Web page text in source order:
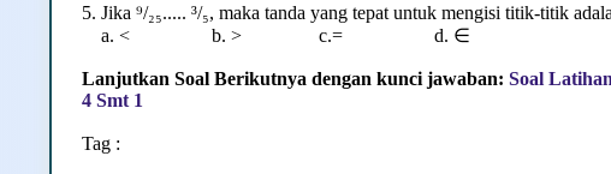
5. Jika ⁹/₂₅..... ³/₅, maka tanda yang tepat untuk mengisi titik-titik
a. < b. > c.= d. ∈
Lanjutkan Soal Berikutnya dengan kunci jawaban: Soal
4 Smt 1
Tag :